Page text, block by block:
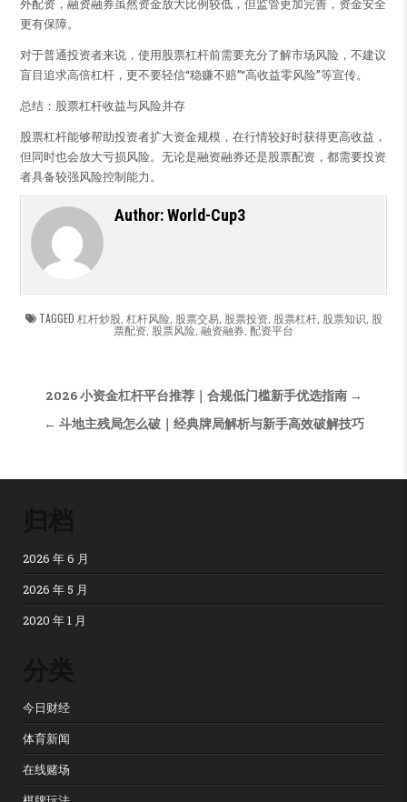
外配资，融资融券虽然资金放大比例较低，但监管更加完善，资金安全
更有保障。
对于普通投资者来说，使用股票杠杆前需要充分了解市场风险，不建议
盲目追求高倍杠杆，更不要轻信“稳赚不赔”“高收益零风险”等宣传。
总结：股票杠杆收益与风险并存
股票杠杆能够帮助投资者扩大资金规模，在行情较好时获得更高收益，
但同时也会放大亏损风险。无论是融资融券还是股票配资，都需要投资
者具备较强风险控制能力。
Author:World-Cup3
TAGGED 杠杆炒股, 杠杆风险, 股票交易, 股票投资, 股票杠杆, 股票知识 股
票配资,股票风险,融资融券 ,配资平台
文章导航
2026 小资金杠杆平台推荐｜合规低门槛新手优选指南 →
← 斗地主残局怎么破｜经典牌局解析与新手高效破解技巧
2026 年 6 月
2026 年 5 月
2020 年 1 月
今日财经
体育新闻
在线赌场